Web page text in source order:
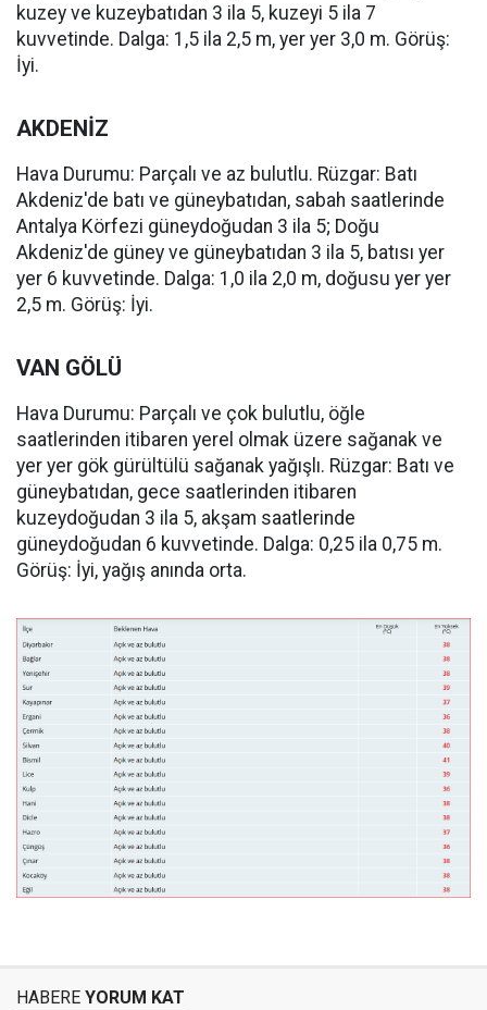
kuzey ve kuzeybatıdan 3 ila 5, kuzeyi 5 ila 7
kuvvetinde. Dalga: 1,5 ila 2,5 m, yer yer 3,0 m. Görüş:
İyi.
AKDENİZ
Hava Durumu: Parçalı ve az bulutlu. Rüzgar: Batı
Akdeniz'de batı ve güneybatıdan, sabah saatlerinde
Antalya Körfezi güneydoğudan 3 ila 5; Doğu
Akdeniz'de güney ve güneybatıdan 3 ila 5, batısı yer
yer 6 kuvvetinde. Dalga: 1,0 ila 2,0 m, doğusu yer yer
2,5 m. Görüş: İyi.
VAN GÖLÜ
Hava Durumu: Parçalı ve çok bulutlu, öğle
saatlerinden itibaren yerel olmak üzere sağanak ve
yer yer gök gürültülü sağanak yağışlı. Rüzgar: Batı ve
güneybatıdan, gece saatlerinden itibaren
kuzeydoğudan 3 ila 5, akşam saatlerinde
güneydoğudan 6 kuvvetinde. Dalga: 0,25 ila 0,75 m.
Görüş: İyi, yağış anında orta.
HABERE YORUM KAT